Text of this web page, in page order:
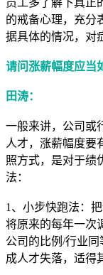
的戒备心理，充分
据具体的情况，对
请问涨薪幅度应当
田涛：
一般来讲，公司或
人才，涨薪幅度要
照方式，是对于绩
法：
1、小步快跑法：
将原来的每年一次
公司的比例/行业
成人才失落，适得